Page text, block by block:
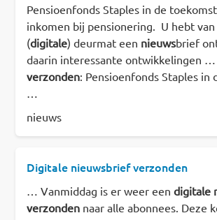
Pensioenfonds Staples in de
inkomen bij pensionering. U hebt van
(digitale) deurmat een nieuwsbrief
daarin interessante ontwikkelingen …
verzonden: Pensioenfonds Staples in
…
nieuws
Digitale nieuwsbrief verzonden
… Vanmiddag is er weer een digitale
verzonden naar alle abonnees. Deze